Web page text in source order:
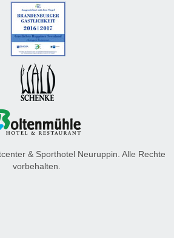
& Sporthotel Neuruppin. Alle Rechte
vorbehalten.